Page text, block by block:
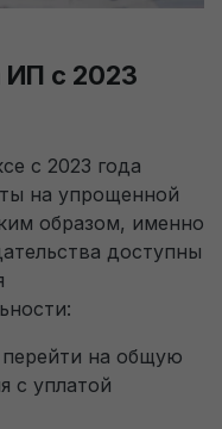
ИП с 2023
с 2023 года
на упрощенной
образом, именно
доступны
на общую
с уплатой
к 1С.
того, что